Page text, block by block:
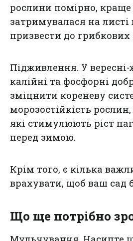
рослини помірно, краще
затримувалася на
призвести до
Підживлення. У
калійні та фосфорні
зміцнити кореневу
морозостійкість
які стимулюють ріст
перед зимою.
Крім того, є кілька
врахувати, щоб ваш сад
Що ще потрібно